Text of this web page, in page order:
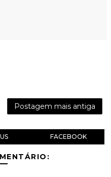
Postagem mais antiga
FACEBOOK